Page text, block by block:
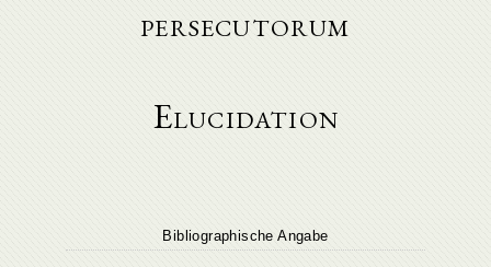
persecutorum
Elucidation
Bibliographische Angabe